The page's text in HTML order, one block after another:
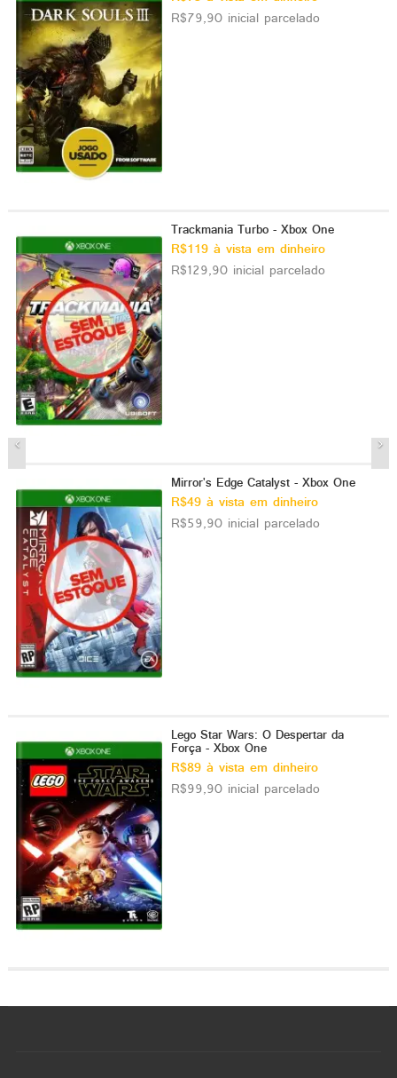
R$79,90 inicial parcelado
Trackmania Turbo - Xbox One
R$119 à vista em dinheiro
R$129,90 inicial parcelado
Mirror's Edge Catalyst - Xbox One
R$49 à vista em dinheiro
R$59,90 inicial parcelado
Lego Star Wars: O Despertar da
Força - Xbox One
R$89 à vista em dinheiro
R$99,90 inicial parcelado